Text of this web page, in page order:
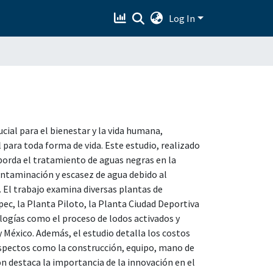
Log In
para el bienestar y la vida humana,
toda forma de vida. Este estudio, realizado
el tratamiento de aguas negras en la
y escasez de agua debido al
trabajo examina diversas plantas de
la Planta Piloto, la Planta Ciudad Deportiva
como el proceso de lodos activados y
Además, el estudio detalla los costos
como la construcción, equipo, mano de
la importancia de la innovación en el